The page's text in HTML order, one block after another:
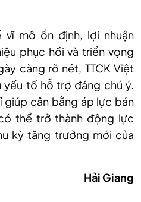
vĩ mô ổn định, lợi nhuận
phục hồi và triển vọng
càng rõ nét, TTCK Việt
yếu tố hỗ trợ đáng chú ý.
giúp cân bằng áp lực bán
thể trở thành động lực
kỳ tăng trưởng mới của
Hải Giang